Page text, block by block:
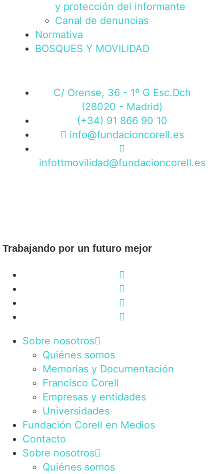
y protección del informante
Canal de denuncias
Normativa
BOSQUES Y MOVILIDAD
C/ Orense, 36 - 1º G Esc.Dch
(28020 - Madrid)
(+34) 91 866 90 10
info@fundacioncorell.es
infottmovilidad@fundacioncorell.es
Trabajando por un futuro mejor
Sobre nosotros
Quiénes somos
Memorias y Documentación
Francisco Corell
Empresas y entidades
Universidades
Fundación Corell en Medios
Contacto
Sobre nosotros
Quiénes somos